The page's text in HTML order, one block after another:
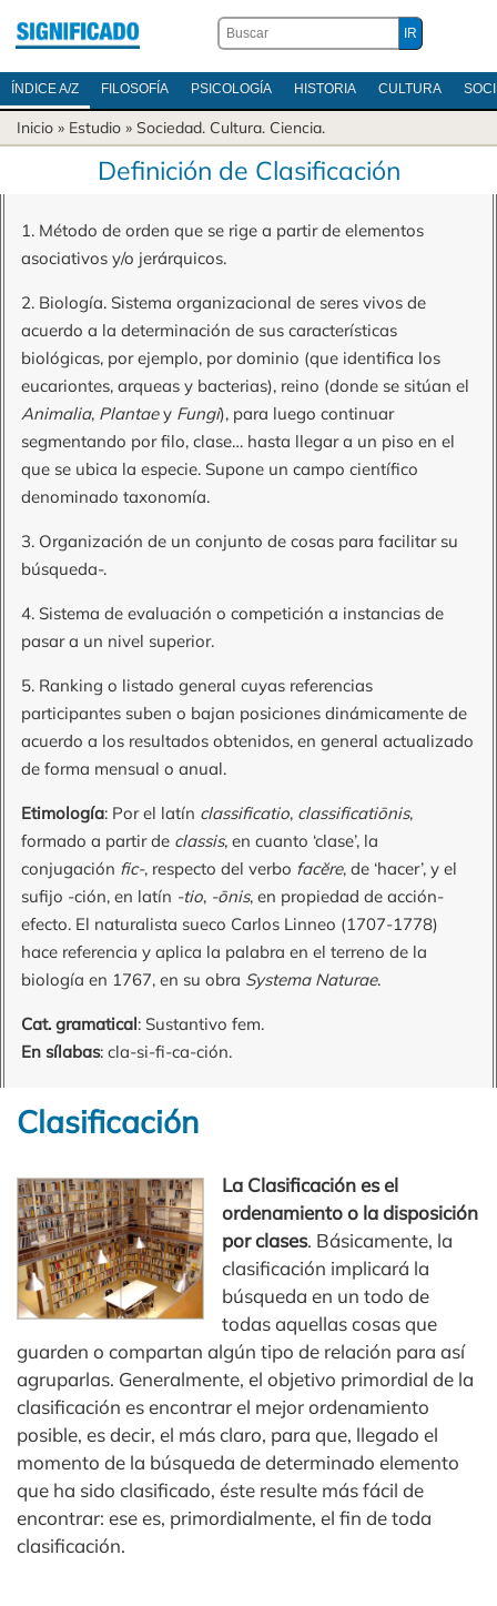
ÍNDICE A/Z FILOSOFÍA PSICOLOGÍA HISTORIA CULTURA
Inicio » Estudio » Sociedad. Cultura. Ciencia.
Definición de Clasificación
1. Método de orden que se rige a partir de elementos
asociativos y/o jerárquicos.
2. Biología. Sistema organizacional de seres vivos de
acuerdo a la determinación de sus características
biológicas, por ejemplo, por dominio (que identifica los
eucariontes, arqueas y bacterias), reino (donde se sitúan el
Animalia, Plantaey Fungi), para luego continuar
segmentando por filo, clase… hasta llegar a un piso en el
que se ubica la especie. Supone un campo científico
denominado taxonomía.
3. Organización de un conjunto de cosas para facilitar su
búsqueda-.
4. Sistema de evaluación o competición a instancias de
pasar a un nivel superior.
5. Ranking o listado general cuyas referencias
participantes suben o bajan posiciones dinámicamente de
acuerdo a los resultados obtenidos, en general actualizado
de forma mensual o anual.
Etimología: Por el latín classificatio, classificatiōnis,
formado a partir de classis, en cuanto ‘clase’, la
conjugación fic-, respecto del verbo facĕre, de ‘hacer’, y el
sufijo -ción, en latín -tio, -ōnis, en propiedad de acción-
efecto. El naturalista sueco Carlos Linneo (1707-1778)
hace referencia y aplica la palabra en el terreno de la
biología en 1767, en su obra Systema Naturae.
Cat. gramatical: Sustantivo fem.
En sílabas: cla-si-fi-ca-ción.
Clasificación
La Clasificación es el
ordenamiento o la disposición
por clases. Básicamente, la
clasificación implicará la
búsqueda en un todo de
todas aquellas cosas que
guarden o compartan algún tipo de relación para así
agruparlas. Generalmente, el objetivo primordial de la
clasificación es encontrar el mejor ordenamiento
posible, es decir, el más claro, para que, llegado el
momento de la búsqueda de determinado elemento
que ha sido clasificado, éste resulte más fácil de
encontrar: ese es, primordialmente, el fin de toda
clasificación.